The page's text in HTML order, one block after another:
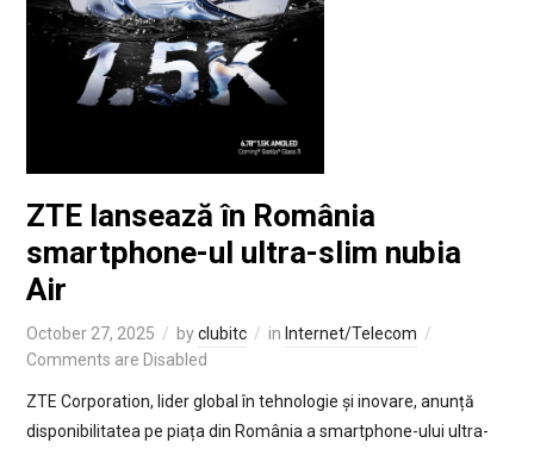
ZTE lansează în România
smartphone-ul ultra-slim nubia
Air
October 27, 2025 byclubitc in Internet/Telecom
Comments are Disabled
ZTE Corporation, lider global în tehnologie și inovare, anunță
disponibilitatea pe piața din România a smartphone-ului ultra-